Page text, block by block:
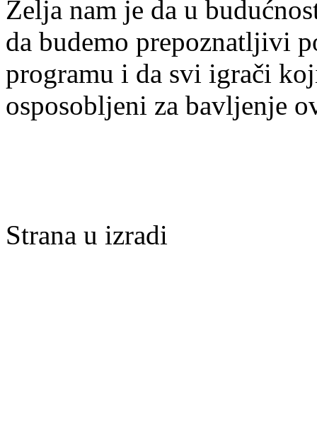
Želja nam je da u
da budemo prepoznatljivi
programu i da svi igrači
osposobljeni za bavljenje
Strana u izradi